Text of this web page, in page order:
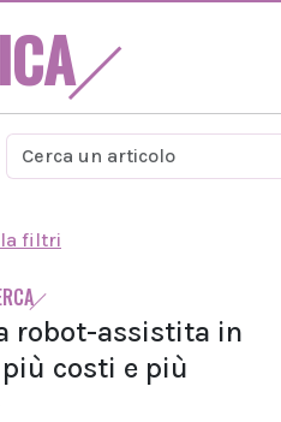
filtri
robot-assistita in
costi e più